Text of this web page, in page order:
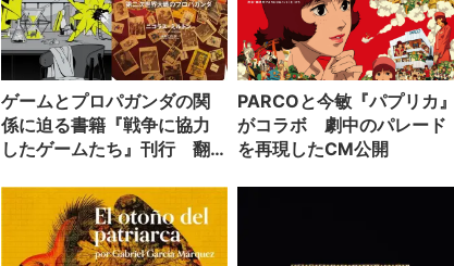
ゲームとプロパガンダの関
係に迫る書籍『戦争に協力
したゲームたち』刊行 翻
PARCOと今敏『パプリカ』
がコラボ 劇中のパレード
を再現したCM公開